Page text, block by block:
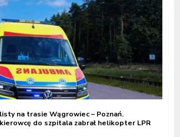
na trasie Wągrowiec – Poznań.
do szpitala zabrał helikopter LPR